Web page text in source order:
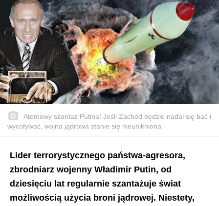
Atomowy szantaż Putina! Jeśli Zachód będzie nadal się bać i
wycofywać, wojna jądrowa stanie się nieunikniona
Lider terrorystycznego państwa-agresora,
zbrodniarz wojenny Władimir Putin, od
dziesięciu lat regularnie szantażuje świat
możliwością użycia broni jądrowej. Niestety,